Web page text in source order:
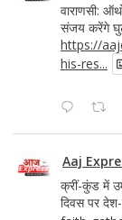
वाराणसी:
संजय करेंगे
https://
his-res...
Aaj
क्रीं-कुंड में
दिवस पर